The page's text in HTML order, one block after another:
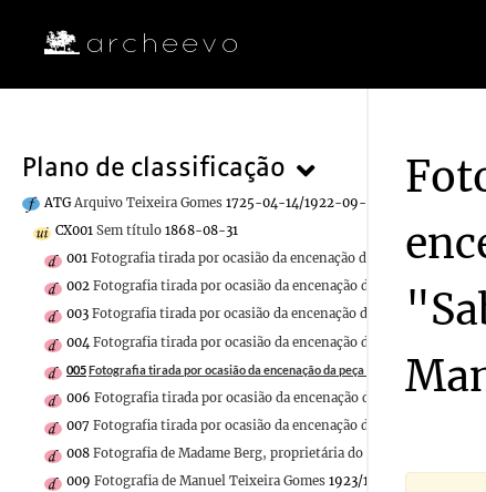
Plano de classificação
ATG Arquivo Teixeira Gomes 1725-04-14/1922-09-15
CX001 Sem título 1868-08-31
001 Fotografia tirada por ocasião da encenação da peça de teatro
002 Fotografia tirada por ocasião da encenação da peça de teatro
003 Fotografia tirada por ocasião da encenação da peça de teatro
004 Fotografia tirada por ocasião da encenação da peça de teatro
005Fotografia tirada por ocasião da encenação da peça de teatro "Sabina
006 Fotografia tirada por ocasião da encenação da peça de teatro
007 Fotografia tirada por ocasião da encenação da peça de teatro
008 Fotografia de Madame Berg, proprietária do Hotel de L'Étoile.
009 Fotografia de Manuel Teixeira Gomes 1923/1923